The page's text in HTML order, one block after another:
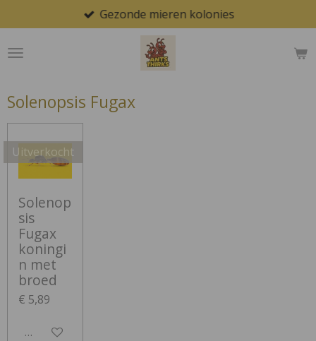
direct
naar
Gezonde mieren kolonies
Solenopsis Fugax
Uitverkocht
Solenop
sis
Fugax
koningi
n met
broed
€ 5,89
Houd mij op de hoogte